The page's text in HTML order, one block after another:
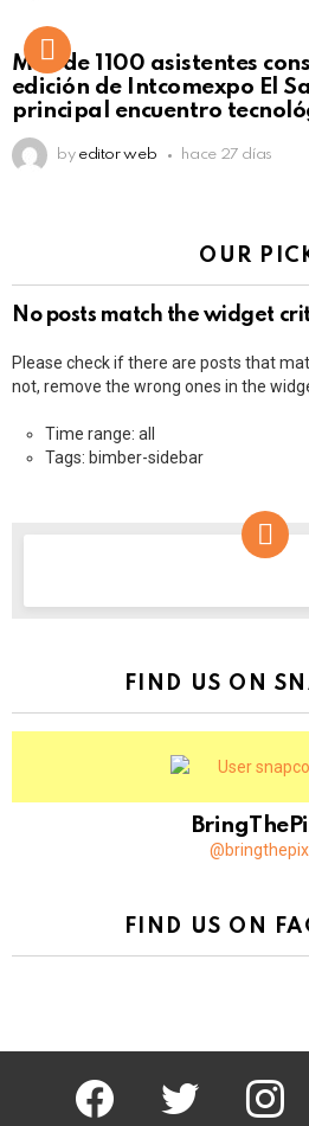
Más de 1100 asistentes
edición de Intcomexpo El
principal encuentro
by editor web hace 27 días
OUR
No posts match the widget
Please check if there are posts that
not, remove the wrong ones in the
Time range: all
Tags: bimber-sidebar
FIND US ON
FIND US ON
facebook twitter